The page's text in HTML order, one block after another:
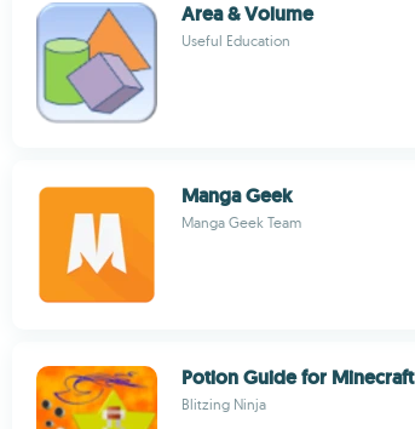
Area & Volume
Useful Education
Manga Geek
Manga Geek Team
Potion Guide for Minecraft
Blitzing Ninja